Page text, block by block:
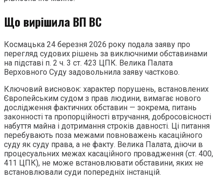
Що вирішила ВП ВС
Космацька 24 березня 2026 року подала заяву про
перегляд судових рішень за виключними обставинами
на підставі п. 2 ч. 3 ст. 423 ЦПК. Велика Палата
Верховного Суду задовольнила заяву частково.
Ключовий висновок: характер порушень, встановлених
Європейським судом з прав людини, вимагає нового
дослідження фактичних обставин — зокрема, питань
законності та пропорційності втручання, добросовісності
набуття майна і дотримання строків давності. Ці питання
перебувають поза межами повноважень касаційного
суду як суду права, а не факту. Велика Палата, діючи в
процесуальних межах касаційного провадження (ст. 400,
411 ЦПК), не може встановлювати обставини, яких не
встановлювали суди попередніх інстанцій.